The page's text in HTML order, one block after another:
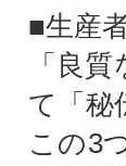
■生産
「良
て「秘
この3